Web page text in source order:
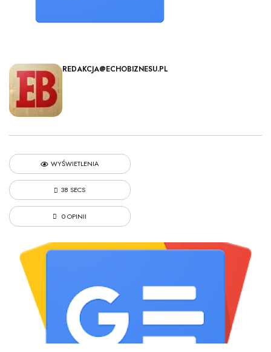
REDAKCJA@ECHOBIZNESU.PL
WYŚWIETLENIA
38 SECS
0 OPINII